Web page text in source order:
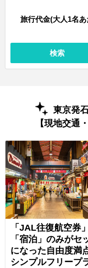
検索
東京発
【現地交通
「JAL往復航空券
「宿泊」のみがセ
になった自由度満
シンプルフリープ